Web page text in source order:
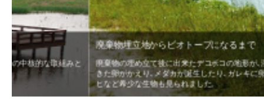
廃棄物埋立地からビオトープになるまで
廃棄物の埋め立て後に出来たデコボコの地形が､湿地や淡水池､草原
きた卵がかえり､メダカが誕生したり､ガレキに卵を産み繋殖するコ
ヒなど希少な生物も見られました。